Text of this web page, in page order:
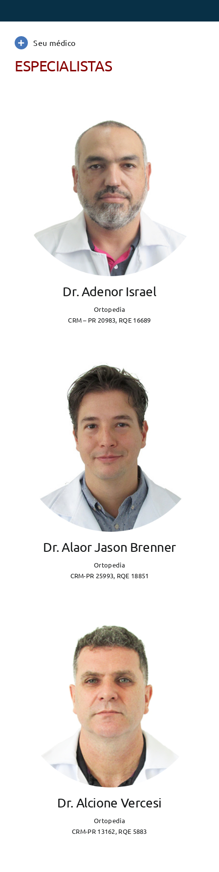
Seu médico
ESPECIALISTAS
Dr. Adenor Israel
Ortopedia
CRM – PR 20983, RQE 16689
Dr. Alaor Jason Brenner
Ortopedia
CRM-PR 25993, RQE 18851
Dr. Alcione Vercesi
Ortopedia
CRM-PR 13162, RQE 5883